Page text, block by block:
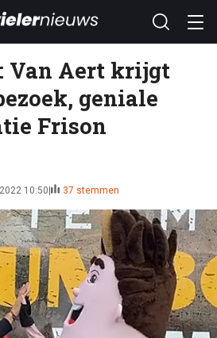
Van Aert krijgt
geniale
Frison
10:50 37 stemmen